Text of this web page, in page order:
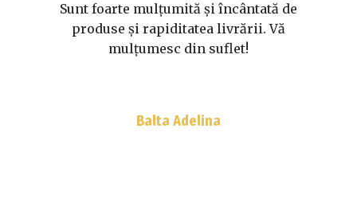
Sunt foarte mulțumită și încântată de
produse și rapiditatea livrării. Vă
mulțumesc din suflet!
Balta Adelina